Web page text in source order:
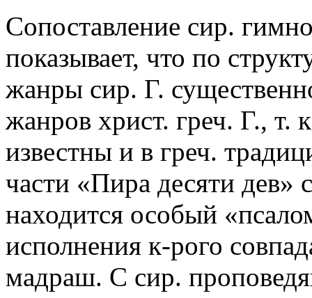
Сопоставление сир.
показывает, что по
жанры сир. Г.
жанров христ. греч. Г.,
известны и в греч.
части «Пира десяти
находится особый
исполнения к-рого
мадраш. С сир.